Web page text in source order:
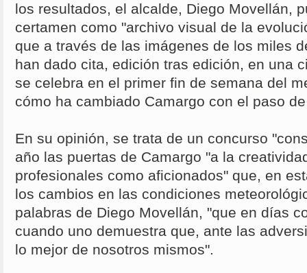
los resultados, el alcalde, Diego Movellán,
certamen como "archivo visual de la
que a través de las imágenes de los miles
han dado cita, edición tras edición, en una
se celebra en el primer fin de semana del
cómo ha cambiado Camargo con el paso
En su opinión, se trata de un concurso
año las puertas de Camargo "a la
profesionales como aficionados" que, en
los cambios en las condiciones
palabras de Diego Movellán, "que en días
cuando uno demuestra que, ante las
lo mejor de nosotros mismos".